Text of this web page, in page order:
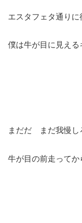
エスタフェタ通り
僕は牛が目に見える
まだだ まだ我慢し
牛が目の前走って